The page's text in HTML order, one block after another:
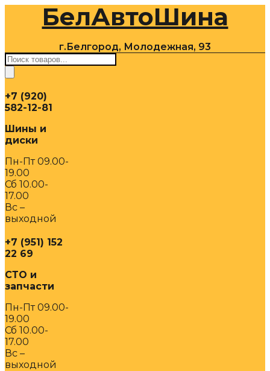
содержимомуБелАвтоШина
г.Белгород, Молодежная, 93
Поиск
товаров
+7 (920)
582-12-81
Шины и
диски
Пн-Пт 09.00-
19.00
Сб 10.00-
17.00
Вс –
выходной
+7 (951) 152
22 69
СТО и
запчасти
Пн-Пт 09.00-
19.00
Сб 10.00-
17.00
Вс –
выходной